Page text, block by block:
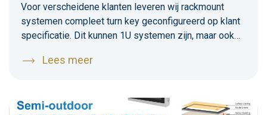
Voor verscheidene klanten leveren wij rackmount
systemen compleet turn key geconfigureerd op klant
specificatie. Dit kunnen 1U systemen zijn, maar ook
systemen worden in verschillende omgevingen
kantooromgevingen.
Lees meer